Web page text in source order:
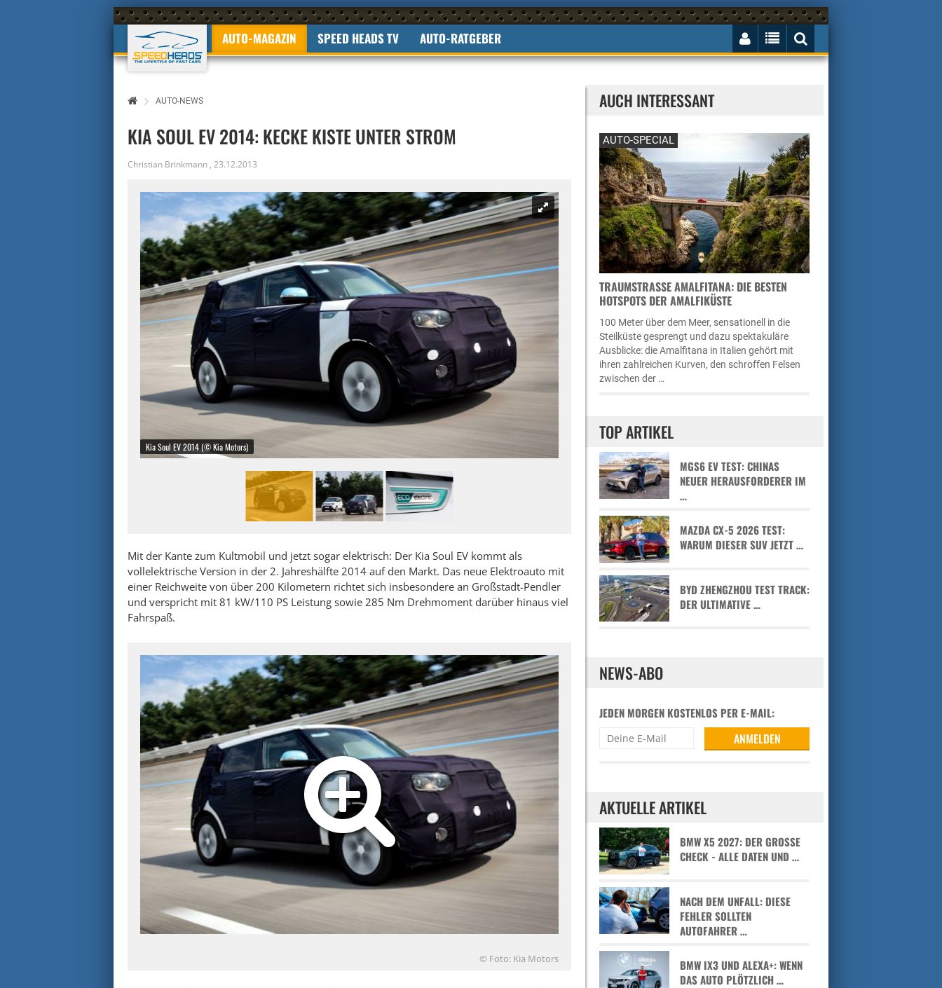
AUTO-MAGAZIN SPEED HEADS TV AUTO-RATGEBER
AUTO-NEWS
KIA SOUL EV 2014: KECKE KISTE UNTER STROM
Christian Brinkmann , 23.12.2013
Kia Soul EV 2014 (© Kia Motors)
Mit der Kante zum Kultmobil und jetzt sogar elektrisch: Der Kia Soul EV kommt als
vollelektrische Version in der 2. Jahreshälfte 2014 auf den Markt. Das neue Elektroauto mit
einer Reichweite von über 200 Kilometern richtet sich insbesondere an Großstadt-Pendler
und verspricht mit 81 kW/110 PS Leistung sowie 285 Nm Drehmoment darüber hinaus viel
Fahrspaß.
© Foto: Kia Motors
AUCH INTERESSANT
AUTO-SPECIAL
TRAUMSTRASSE AMALFITANA: DIE BESTEN H
OTSPOTS DER AMALFIKÜSTE
100 Meter über dem Meer, sensationell in die
Steilküste gesprengt und dazu spektakuläre
Ausblicke: die Amalfitana in Italien gehört mit
ihren zahlreichen Kurven, den schroffen Felsen
zwischen der …
TOP ARTIKEL
MGS6 EV TEST: CHINAS
NEUER HERAUSFORDERER IM
…
MAZDA CX-5 2026 TEST:
WARUM DIESER SUV JETZT …
BYD ZHENGZHOU TEST TRACK:
DER ULTIMATIVE …
NEWS-ABO
JEDEN MORGEN KOSTENLOS PER E-MAIL:
AKTUELLE ARTIKEL
BMW X5 2027: DER GROSSE C
HECK - ALLE DATEN UND …
NACH DEM UNFALL: DIESE
FEHLER SOLLTEN
AUTOFAHRER …
BMW IX3 UND ALEXA+: WENN
DAS AUTO PLÖTZLICH …